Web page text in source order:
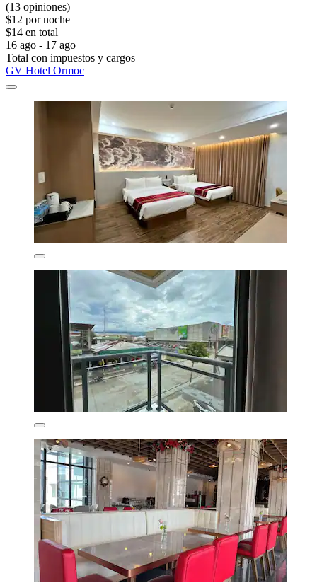
(13 opiniones)
$12 por noche
$14 en total
16 ago - 17 ago
Total con impuestos y cargos
GV Hotel Ormoc